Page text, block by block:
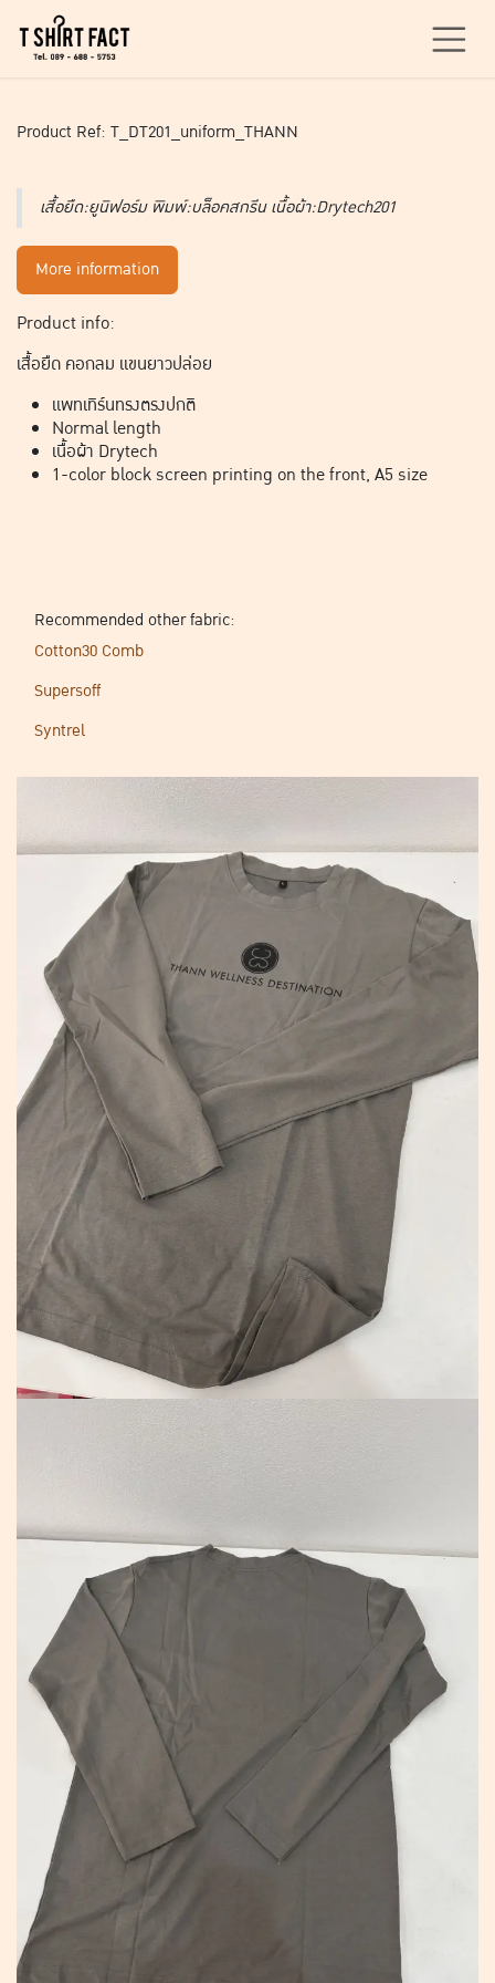
Skip to Content
Product Ref: T_DT201_uniform_THANN
เสื้อยืด:ยูนิฟอร์ม พิมพ์:บล็อคสกรีน เนื้อผ้า:Drytech201
More information
Product info:
เสื้อยืด คอกลม แขนยาวปล่อย
แพทเทิร์นทรงตรงปกติ
Normal length
เนื้อผ้า Drytech
1-color block screen printing on the front, A5 size
Recommended other fabric:
Cotton30 Comb
Supersoff
Syntrel